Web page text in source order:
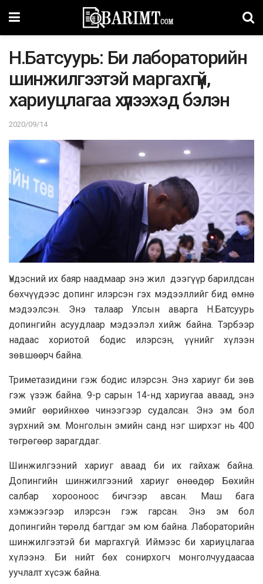
Н.Батcyypь: Би лабораторийн
шинжилгээтэй маргахгүй,
хариуцлагаа хүлээхэд бэлэн
2020/09/14
Үндэсний их баяр наадмаар энэ жил дээгүүр барилдсан
бөхчүүдээс допинг илэрсэн гэх мэдээллийг бид өмнө
мэдээлсэн. Энэ талаар Улсын аварга Н.Батсуурь
допингийн асуудлаар мэдээлэл хийж байна. Тэрбээр
надаас хориотой бодис илэрсэн, үүнийг хүлээн
зөвшөөрч байна.
Триметазидини гэж бодис илэрсэн. Энэ хариуг би зөв
гэж үзэж байна. 9-р сарын 14-нд хариугаа аваад, энэ
эмийг өөрийнхөө чинээгээр судалсан. Энэ эм бол
зүрхний эм. Монголын эмийн санд нэг ширхэг нь 400
төгрөгөөр зарагддаг.
Шинжилгээний хариуг аваад би их гайхаж байна.
Допингийн шинжилгээний хариуг өнөөдөр Бөхийн
салбар хорооноос бичгээр авсан. Маш бага
хэмжээгээр илэрсэн гэж гарсан. Энэ эм бол
допингийн төрөлд багтдаг эм юм байна. Лабораторийн
шинжилгээтэй би маргахгүй. Иймээс би хариуцлагаа
хүлээнэ. Би нийт бөх сонирхогч монголчуудаасаа
уучлалт хүсэж байна.